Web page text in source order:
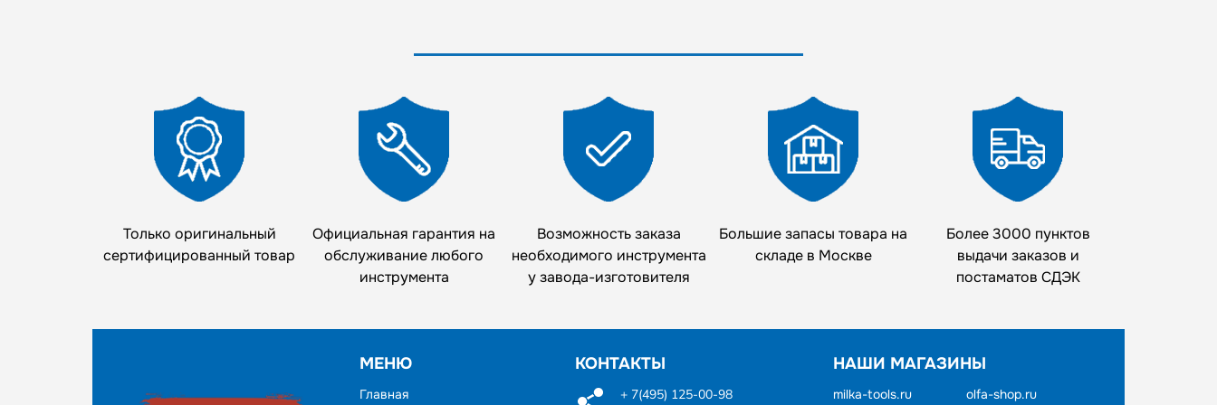
Только оригинальный
сертифицированный товар
Официальная гарантия на
обслуживание любого
инструмента
Возможность заказа
необходимого инструмента
у завода-изготовителя
Большие запасы товара на
складе в Москве
Более 3000 пунктов
выдачи заказов и
постаматов СДЭК
МЕНЮ
Главная
КОНТАКТЫ
+ 7(495) 125-00-98
НАШИ МАГАЗИНЫ
milka-tools.ru olfa-shop.ru